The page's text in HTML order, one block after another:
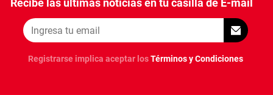
Recibe las últimas noticias en tu casilla de E-mail
Registrarse implica aceptar losTérminos y Condiciones